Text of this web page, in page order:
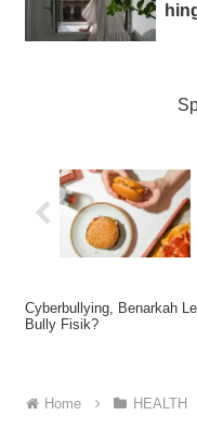
Cyberbullying, Benarkah
Bully Fisik?
Home HEALTH